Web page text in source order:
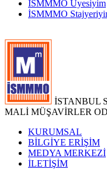
İSMMMO Üyesiyim
İSMMMO
İSTANBUL
MALİ MÜŞAVİRLER
KURUMSAL
BİLGİYE ERİŞİM
MEDYA MERKEZİ
İLETİŞİM